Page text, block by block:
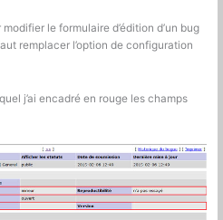
le formulaire d’édition d’un bug
remplacer l’option de configuration
j’ai encadré en rouge les champs